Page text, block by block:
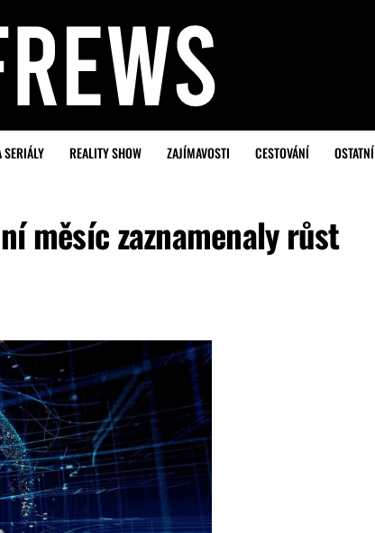
REALITY SHOW ZAJÍMAVOSTI CESTOVÁNÍ OSTATNÍ
měsíc zaznamenaly růst